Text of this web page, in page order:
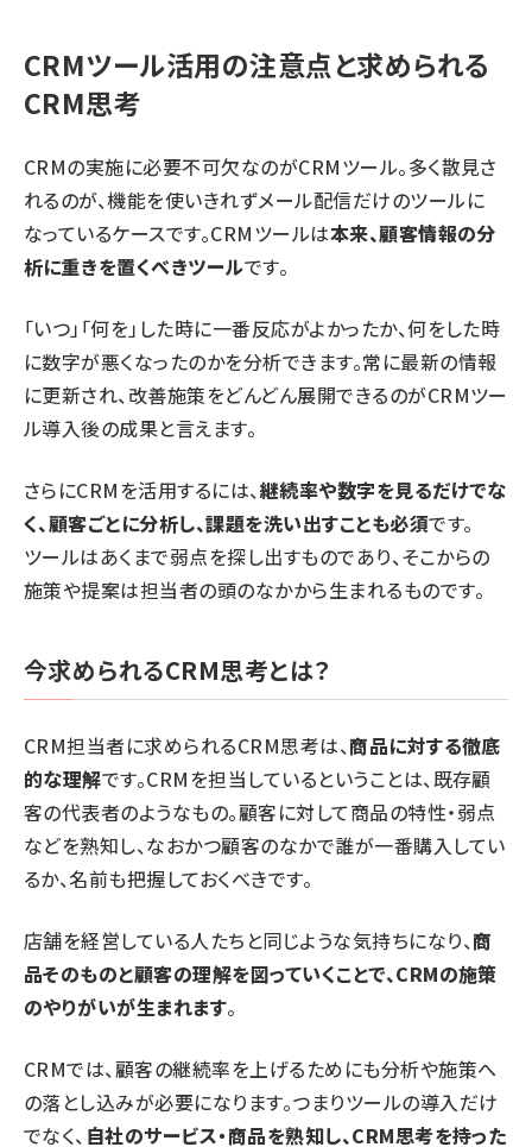
CRMツール活用の注意点と求められる
CRM思考
CRMの実施に必要不可欠なのがCRMツール。多く散見さ
れるのが、機能を使いきれずメール配信だけのツールに
なっているケースです。CRMツールは本来、顧客情報の分
析に重きを置くべきツールです。
「いつ」「何を」した時に一番反応がよかったか、何をした時
に数字が悪くなったのかを分析できます。常に最新の情報
に更新され、改善施策をどんどん展開できるのがCRMツー
ル導入後の成果と言えます。
さらにCRMを活用するには、継続率や数字を見るだけでな
く、顧客ごとに分析し、課題を洗い出すことも必須です。
ツールはあくまで弱点を探し出すものであり、そこからの
施策や提案は担当者の頭のなかから生まれるものです。
今求められるCRM思考とは？
CRM担当者に求められるCRM思考は、商品に対する徹底
的な理解です。CRMを担当しているということは、既存顧
客の代表者のようなもの。顧客に対して商品の特性・弱点
などを熟知し、なおかつ顧客のなかで誰が一番購入してい
るか、名前も把握しておくべきです。
店舗を経営している人たちと同じような気持ちになり、商
品そのものと顧客の理解を図っていくことで、CRMの施策
のやりがいが生まれます。
CRMでは、顧客の継続率を上げるためにも分析や施策へ
の落とし込みが必要になります。つまりツールの導入だけ
でなく、 自社のサービス・商品を熟知し、CRM思考を持った